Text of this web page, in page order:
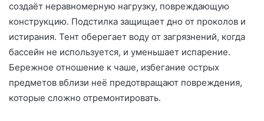
создаёт неравномерную нагрузку, повреждающую
конструкцию. Подстилка защищает дно от проколов и
истирания. Тент оберегает воду от загрязнений, когда
бассейн не используется, и уменьшает испарение.
Бережное отношение к чаше, избегание острых
предметов вблизи неё предотвращают повреждения,
которые сложно отремонтировать.